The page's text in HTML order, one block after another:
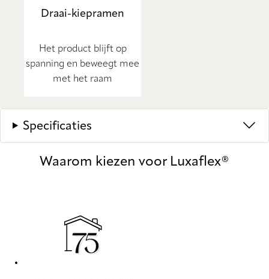
Draai-kiepramen
Het product blijft op
spanning en beweegt mee
met het raam
Specificaties
Waarom kiezen voor Luxaflex®